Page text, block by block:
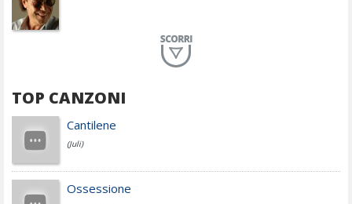
Achille Lauro
Cesare Cremonini
TOP CANZONI
Cantilene
(Juli)
Ossessione